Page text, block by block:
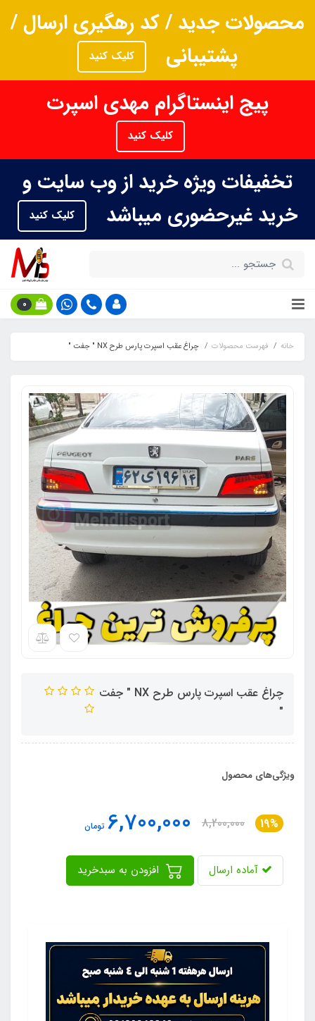
محصولات جدید / کد رهگیری ارسال /
پشتیبانی
کلیک کنید
پیج اینستاگرام مهدی اسپرت
کلیک کنید
تخفیفات ویژه خرید از وب سایت و
خرید غیرحضوری میباشد
کلیک کنید
0
خانه فهرست محصولات چراغ عقب اسپرت پارس طرح NX " جفت "
چراغ عقب اسپرت پارس طرح NX " جفت
"
ویژگی‌های محصول
19%
8,200,000
6,700,000 تومان
آماده ارسال